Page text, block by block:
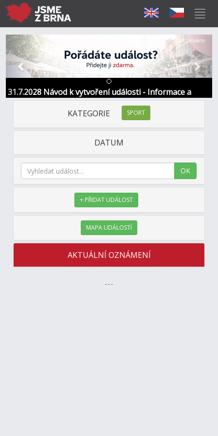
31.7.2028 Návod k vytvoření události - Informace a
kontakt
Předchozí Další
Sponzorováno
KATEGORIE SPORT
DATUM
OK
+ PŘIDAT UDÁLOST
MAPA UDÁLOSTÍ
AKTUÁLNÍ OZNÁMENÍ
---